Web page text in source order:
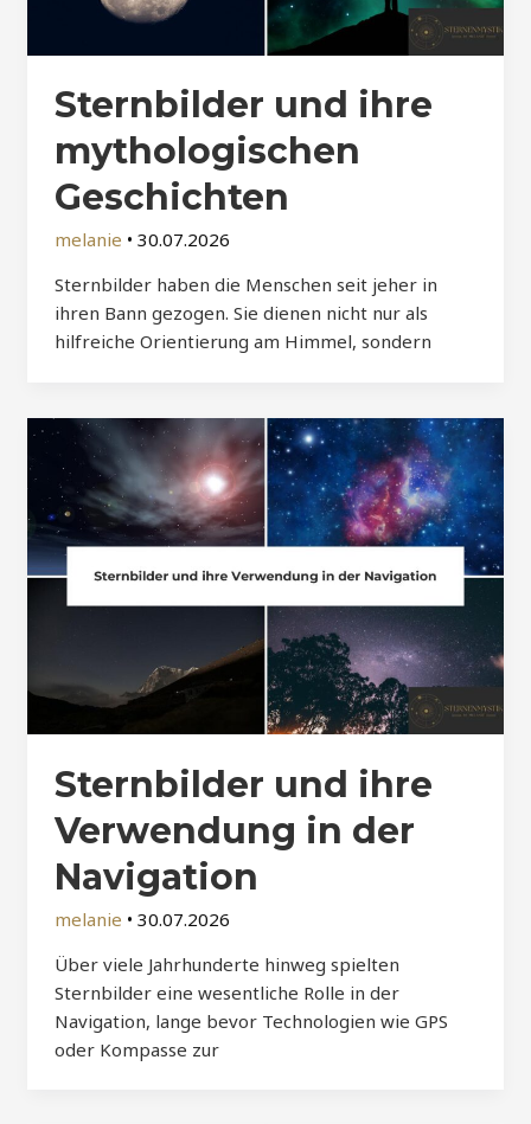
Sternbilder und ihre
mythologischen
Geschichten
melanie • 30.07.2026
Sternbilder haben die Menschen seit jeher in
ihren Bann gezogen. Sie dienen nicht nur als
hilfreiche Orientierung am Himmel, sondern
Sternbilder und ihre
Verwendung in der
Navigation
melanie • 30.07.2026
Über viele Jahrhunderte hinweg spielten
Sternbilder eine wesentliche Rolle in der
Navigation, lange bevor Technologien wie GPS
oder Kompasse zur